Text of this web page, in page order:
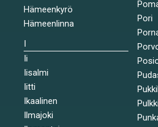
Hämeenkyrö
Hämeenlinna
I
Ii
Iisalmi
Iitti
Ikaalinen
Ilmajoki
Pori